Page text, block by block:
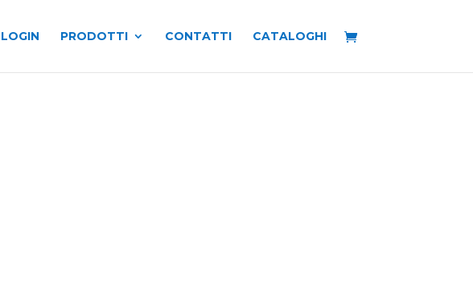
LOGIN PRODOTTI CONTATTI CATALOGHI